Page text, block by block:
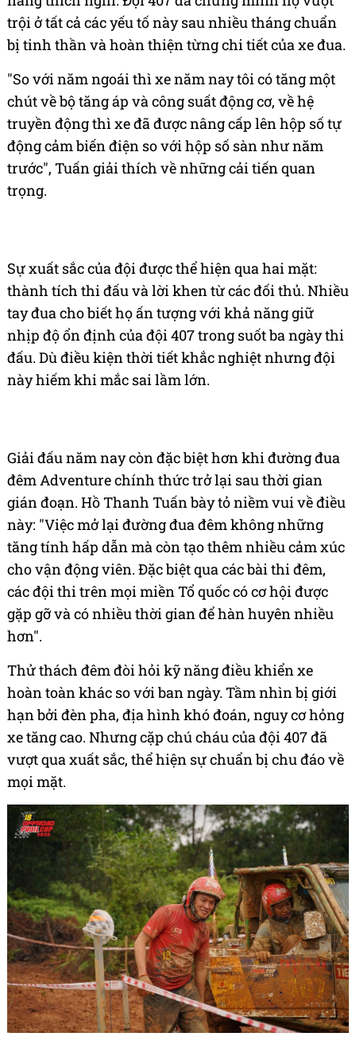
Lời nói ấy đã trở thành hiện thực. Với 24 bài thi
thay vì 17 bài như năm 2024, giải đấu năm nay
thực sự là cuộc kiểm tra toàn diện về mọi khía
cạnh của một đội đua địa hình: kỹ năng lái, độ bền
của phương tiện, chiến thuật, tinh thần và khả
"So với năm ngoái thì xe năm nay tôi có tăng một
chút về bộ tăng áp và công suất động cơ, về hệ
truyền động thì xe đã được nâng cấp lên hộp số tự
động cảm biến điện so với hộp số sàn như năm
trước", Tuấn giải thích về những cải tiến quan
Sự xuất sắc của đội được thể hiện qua hai mặt:
thành tích thi đấu và lời khen từ các đối thủ. Nhiều
tay đua cho biết họ ấn tượng với khả năng giữ
nhịp độ ổn định của đội 407 trong suốt ba ngày thi
đấu. Dù điều kiện thời tiết khắc nghiệt nhưng đội
này hiếm khi mắc sai lầm lớn.
Giải đấu năm nay còn đặc biệt hơn khi đường đua
đêm Adventure chính thức trở lại sau thời gian
gián đoạn. Hồ Thanh Tuấn bày tỏ niềm vui về điều
này: "Việc mở lại đường đua đêm không những
tăng tính hấp dẫn mà còn tạo thêm nhiều cảm xúc
cho vận động viên. Đặc biệt qua các bài thi đêm,
các đội thi trên mọi miền Tổ quốc có cơ hội được
gặp gỡ và có nhiều thời gian để hàn huyên nhiều
hơn".
Thử thách đêm đòi hỏi kỹ năng điều khiển xe
hoàn toàn khác so với ban ngày. Tầm nhìn bị giới
hạn bởi đèn pha, địa hình khó đoán, nguy cơ hỏng
xe tăng cao. Nhưng cặp chú cháu của đội 407 đã
vượt qua xuất sắc, thể hiện sự chuẩn bị chu đáo về
mọi mặt.